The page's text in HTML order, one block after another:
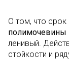
О том, что
полимочевины
ленивый.
стойкости и